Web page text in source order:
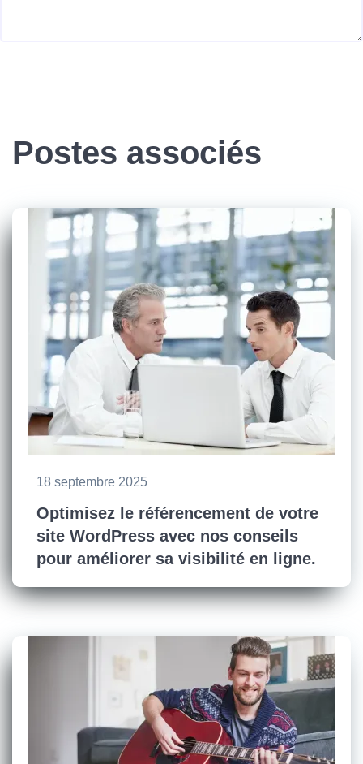
Postes associés
18 septembre 2025
Optimisez le référencement de votre
site WordPress avec nos conseils
pour améliorer sa visibilité en ligne.